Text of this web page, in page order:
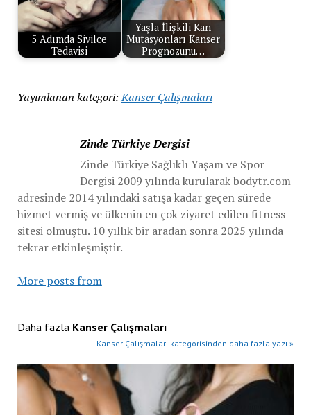
5 Adımda Sivilce
Tedavisi
Yaşla İlişkili Kan
Mutasyonları Kanser
Prognozunu…
Yayımlanan kategori: Kanser Çalışmaları
Zinde Türkiye Dergisi
Zinde Türkiye Sağlıklı Yaşam ve Spor
Dergisi 2009 yılında kurularak bodytr.com
adresinde 2014 yılındaki satışa kadar geçen sürede
hizmet vermiş ve ülkenin en çok ziyaret edilen fitness
sitesi olmuştu. 10 yıllık bir aradan sonra 2025 yılında
tekrar etkinleşmiştir.
More posts from
Daha fazla Kanser Çalışmaları
Kanser Çalışmaları kategorisinden daha fazla yazı »